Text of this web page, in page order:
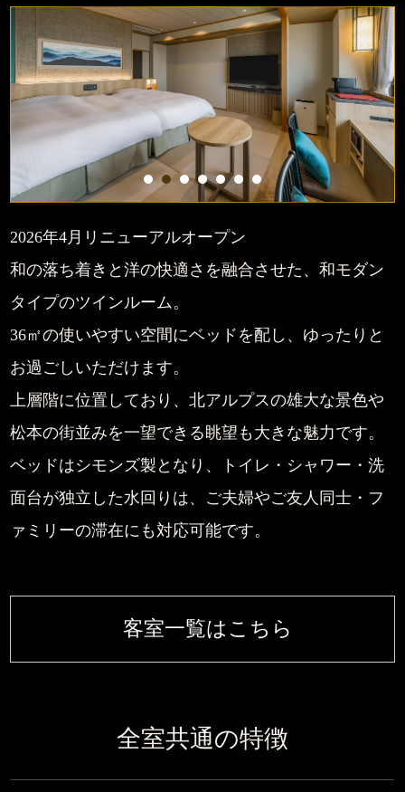
1 3 4 5 7
2026年4月リニューアルオープン
和の落ち着きと洋の快適さを融合させた、和モダン
タイプのツインルーム。
36㎡の使いやすい空間にベッドを配し、ゆったりと
お過ごしいただけます。
上層階に位置しており、北アルプスの雄大な景色や
松本の街並みを一望できる眺望も大きな魅力です。
ベッドはシモンズ製となり、トイレ・シャワー・洗
面台が独立した水回りは、ご夫婦やご友人同士・フ
ァミリーの滞在にも対応可能です。
客室一覧はこちら
全室共通の特徴